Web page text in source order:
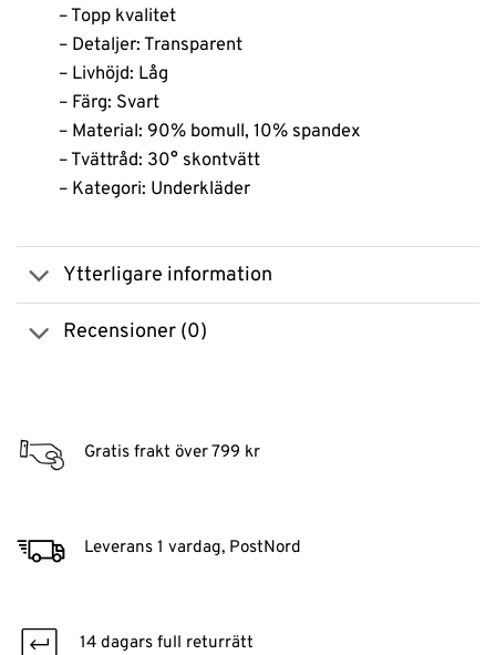
– Topp kvalitet
– Detaljer: Transparent
– Livhöjd: Låg
– Färg: Svart
– Material: 90% bomull, 10% spandex
– Tvättråd: 30° skontvätt
– Kategori: Underkläder
Ytterligare information
Recensioner (0)
Gratis frakt över 799 kr
Leverans 1 vardag, PostNord
14 dagars full returrätt